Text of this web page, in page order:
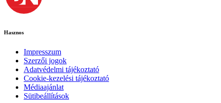
Hasznos
Impresszum
Szerzői jogok
Adatvédelmi tájékoztató
Cookie-kezelési tájékoztató
Médiaajánlat
Sütibeállítások